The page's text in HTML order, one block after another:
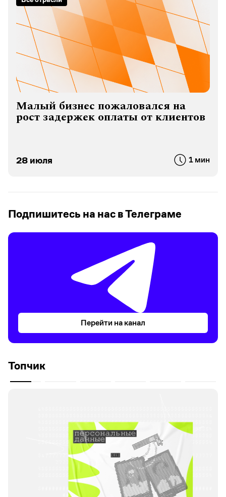
Малый бизнес пожаловался на
рост задержек оплаты от клиентов
28 июля 1 мин
Подпишитесь на нас в Телеграме
Перейти на канал
Топчик